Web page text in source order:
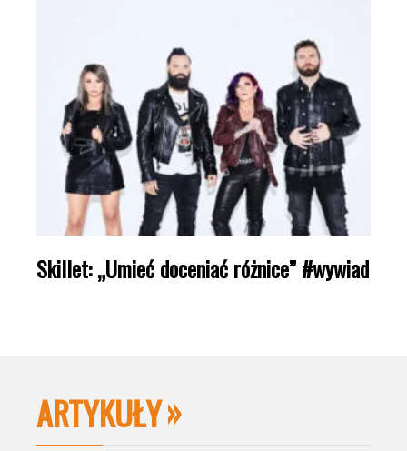
Skillet: „Umieć doceniać różnice” #wywiad
ARTYKUŁY